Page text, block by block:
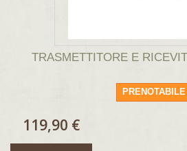
TRASMETTITORE E
PRENOTABILE
119,90 €